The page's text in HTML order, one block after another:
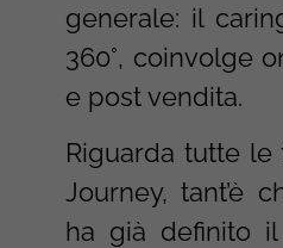
generale: il
360°, coinvolge
e post vendita.
Riguarda tutte le
Journey, tant’è
ha già definito